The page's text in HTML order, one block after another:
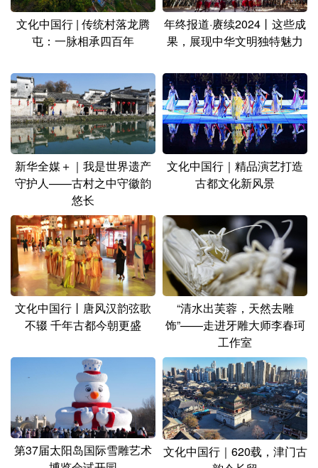
多语种频道
English Español Français عربى
Русский язык 日本語 한국어
Deutsch Português
文化中国行 | 传统村落龙腾
屯：一脉相承四百年
年终报道·赓续2024丨这些成
果，展现中华文明独特魅力
新华全媒＋｜我是世界遗产
守护人——古村之中守徽韵
悠长
文化中国行｜精品演艺打造
古都文化新风景
文化中国行丨唐风汉韵弦歌
不辍 千年古都今朝更盛
“清水出芙蓉，天然去雕
饰”——走进牙雕大师李春珂
工作室
第37届太阳岛国际雪雕艺术
文化中国行｜620载，津门古